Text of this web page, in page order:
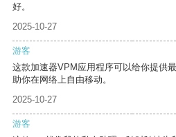
好。
2025-10-27
游客
这款加速器VPM应用程序可以给你提供
助你在网络上自由移动。
2025-10-27
游客